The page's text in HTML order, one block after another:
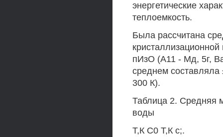
энергетические
теплоемкость.
Была рассчитана
пИзО (А11 - Мд, 5г,
среднем составляла
300 К).
Таблица 2. Средняя
воды
Т,К С0 Т,К с;.